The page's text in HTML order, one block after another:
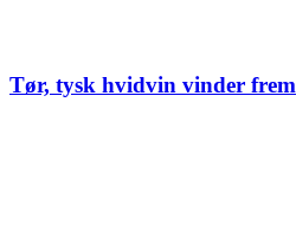
Tør, tysk hvidvin vinder frem